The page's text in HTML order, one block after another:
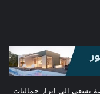
تسعى إلى إبراز جماليات